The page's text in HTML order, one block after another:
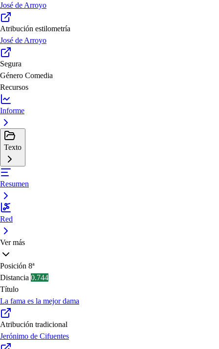
José de Arroyo
Atribución estilometría
José de Arroyo
Segura
Género Comedia
Recursos
Informe
Texto
Resumen
Red
Ver más
Posición 8ª
Distancia 0.744
Título
La fama es la mejor dama
Atribución tradicional
Jerónimo de Cifuentes